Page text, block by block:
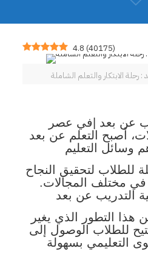
4.8 (40175)
رحلة الابتكار والتعلم الشاملة
عن بعد |في عصر
أصبح التعلم عن بعد
وسائل التعليم
للطلاب لتحقيق النجاح
في مختلف المجالات.
التدريب عن بعد
هذا التطور الذي يغير
للطلاب الوصول إلى
التعليمي بسهولة